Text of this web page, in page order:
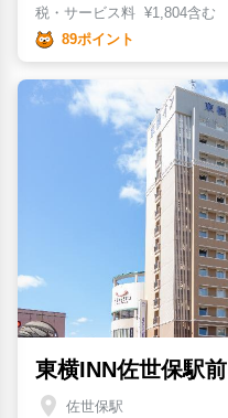
税・サービス料 ¥1,804含む
89ポイント
東横INN佐世保駅前
佐世保駅